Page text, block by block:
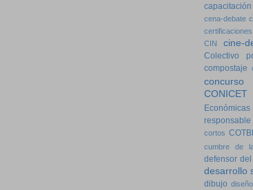
capacitación
cena-debate
certificaciones
CIN
cine-
Colectivo
compostaje
concurso
CONICET
Económicas
responsable
cortos
cumbre de
defensor
desarrollo
dibujo diseño